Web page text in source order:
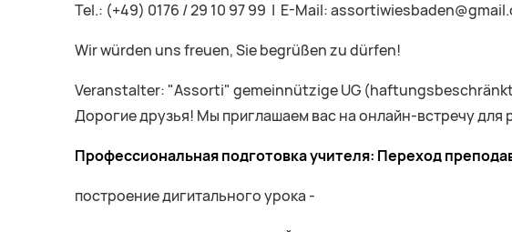
Tel.: (+49) 0176 / 29 10 97 99 | E-Mail:
Wir würden uns freuen, Sie begrüßen zu dürfen!
Veranstalter: "Assorti" gemeinnützige UG
Дорогие друзья! Мы приглашаем вас на онлайн-встречу для
Профессиональная подготовка учителя: Переход
построение дигитального урока -